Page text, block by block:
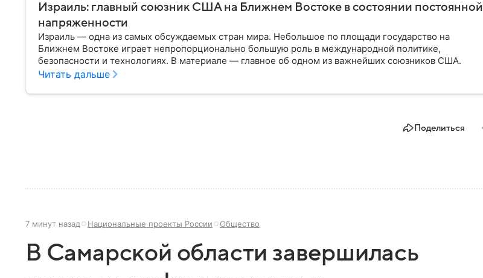
Израиль: главный союзник США на Ближнем Востоке в состоянии постоянной
напряженности
Израиль — одна из самых обсуждаемых стран мира. Небольшое по площади государство на
Ближнем Востоке играет непропорционально большую роль в международной политике,
безопасности и технологиях. В материале — главное об одном из важнейших союзников США.
Читать дальше
Поделиться
7 минут назад Национальные проекты России Общество
В Самарской области завершилась